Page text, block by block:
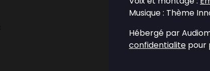
Musique : Thème
Hébergé par
confidentialite pour